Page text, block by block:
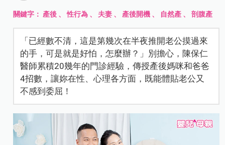
關鍵字： 產後 、性行為 、 夫妻 、 產後開機 、 自然產 、剖腹產
「已經數不清，這是第幾次在半夜推開老公摸過來
的手，可是就是好怕，怎麼辦？」別擔心，陳保仁
醫師累積20幾年的門診經驗，傳授產後媽咪和爸爸
4招數，讓妳在性、心理各方面，既能體貼老公又
不感到委屈！